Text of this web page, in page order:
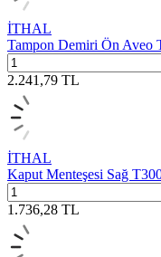
İTHAL
Tampon Demiri Ön Aveo
2.241,79 TL
İTHAL
Kaput Menteşesi Sağ
1.736,28 TL